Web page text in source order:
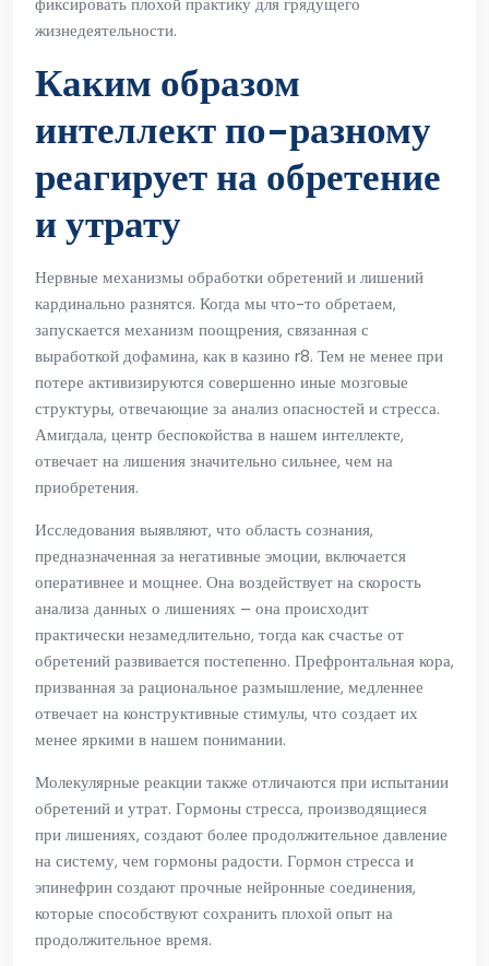
фиксировать плохой практику для грядущего
жизнедеятельности.
Каким образом
интеллект по-разному
реагирует на обретение
и утрату
Нервные механизмы обработки обретений и лишений
кардинально разнятся. Когда мы что-то обретаем,
запускается механизм поощрения, связанная с
выработкой дофамина, как в казино r8. Тем не менее при
потере активизируются совершенно иные мозговые
структуры, отвечающие за анализ опасностей и стресса.
Амигдала, центр беспокойства в нашем интеллекте,
отвечает на лишения значительно сильнее, чем на
приобретения.
Исследования выявляют, что область сознания,
предназначенная за негативные эмоции, включается
оперативнее и мощнее. Она воздействует на скорость
анализа данных о лишениях – она происходит
практически незамедлительно, тогда как счастье от
обретений развивается постепенно. Префронтальная кора,
призванная за рациональное размышление, медленнее
отвечает на конструктивные стимулы, что создает их
менее яркими в нашем понимании.
Молекулярные реакции также отличаются при испытании
обретений и утрат. Гормоны стресса, производящиеся
при лишениях, создают более продолжительное давление
на систему, чем гормоны радости. Гормон стресса и
эпинефрин создают прочные нейронные соединения,
которые способствуют сохранить плохой опыт на
продолжительное время.